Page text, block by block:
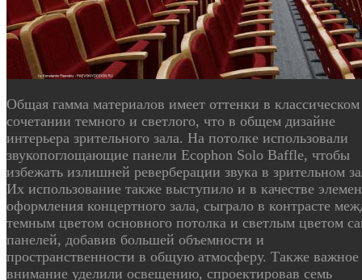
Общая гамма материалов имеет оттенки в классическом
сочетании темного и светлого, что в общем дизайне
интерьера зрительного зала. На потолке использовали
звукопоглощающие панели Ecophon Solo Baffle, чтобы
избежать излишней реверберации звука в зрительном
Их использование также выступило и в качестве
оформления концертного зала, сыграло в контрасте
темным цветом основного потолка и светлым цветом
панелей, добавив большей объемности и
пространственности в общую атмосферу. Также важное
внимание уделили освещению, спроектировав семь